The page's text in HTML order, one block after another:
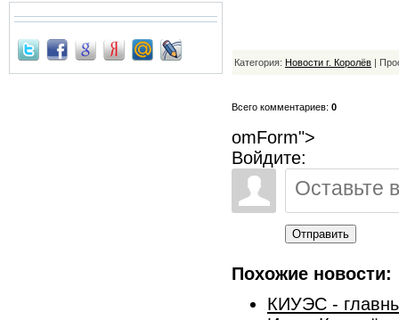
Категория: Новости г. Королёв |
Всего комментариев: 0
omForm">
Войдите:
Отправить
Похожие новости:
КИУЭС -